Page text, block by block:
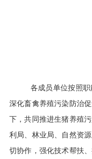
各成员单位按照
深化畜禽养殖污染防治
下，共同推进生猪养殖污
利局、 林业局 、自然资源
切协作，强化技术帮扶